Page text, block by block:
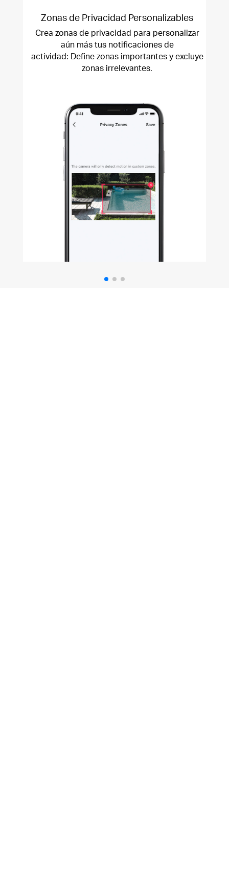
Zonas de Privacidad Personalizables
Crea zonas de privacidad para personalizar
aún más tus notificaciones de
actividad: Define zonas importantes y excluye
zonas irrelevantes.